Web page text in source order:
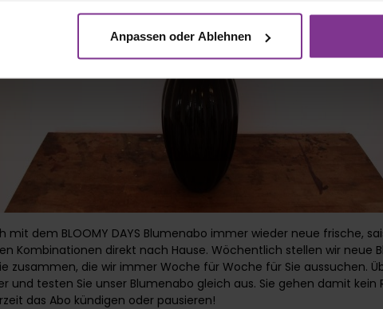
Anpassen oder Ablehnen
mit dem BLOOMY DAYS Blumenabo immer wieder neue frische,
Kombinationen direkt nach Hause. Wöchentlich stellen wir neue
zusammen, die wir immer Woche für Woche für Sie aussuchen.
und testen Sie unser Blumenabo gleich aus. Sie gehen damit kein
das Abo kündigen oder pausieren!